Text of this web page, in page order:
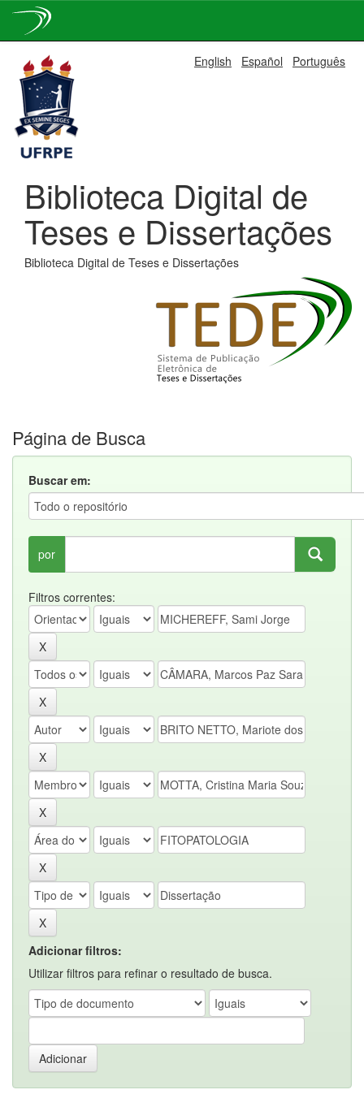
navigation
English Español Português
Biblioteca Digital de
Teses e Dissertações
Biblioteca Digital de Teses e Dissertações
Página de Busca
Buscar em:
por
Filtros correntes:
Adicionar filtros:
Utilizar filtros para refinar o resultado de busca.